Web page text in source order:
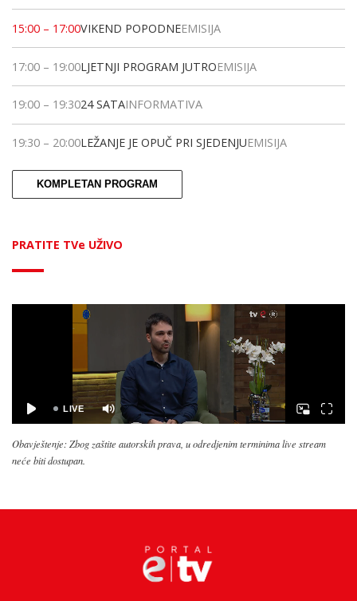
15:00 – 17:00VIKEND POPODNEEMISIJA
17:00 – 19:00LJETNJI PROGRAM JUTROEMISIJA
19:00 – 19:3024 SATAINFORMATIVA
19:30 – 20:00LEŽANJE JE OPUČ PRI SJEDENJUEMISIJA
KOMPLETAN PROGRAM
PRATITE TVe UŽIVO
Obavještenje: Zbog zaštite autorskih prava, u odredjenim terminima live stream
neće biti dostupan.